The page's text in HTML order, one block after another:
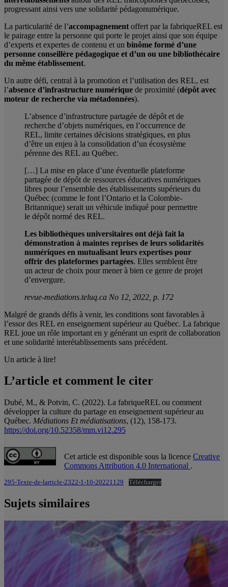
progressant ainsi vers une solidarité pédagonumérique.
La particularité de l’accompagnement offert par la fabriqueREL est
le pairage entre la personne qui porte le projet ainsi que son équipe
d’experts et expertes de contenu et un binôme formé d’une
personne conseillère pédagogique et d’un ou une bibliothécaire
du même établissement.
Un autre défi, central à la promotion et l’utilisation des REL, est
l’absence d’infrastructure numérique de proximité (dépôt avec
moteur de recherche via métadonnées).
L’absence d’infrastructure partagée de dépôt et de
recherche d’objets numériques, en l’occurrence de
REL, limite certaines décisions stratégiques, en plus
d’être un enjeu à la consolidation d’un écosystème
pérenne des REL au Québec.
[…] La mise en place d’une éventuelle plateforme
partagée de dépôt de ressources éducatives numériques
libres pour l’ensemble des établissements supérieurs du
Québec (comme le font l’Ontario et la Colombie-
Britannique) serait un véhicule indiqué pour permettre
le dépôt normé des REL.
Les bibliothèques universitaires ont déjà fait la
démonstration à maintes reprises de leurs solidarités
numériques en mutualisant leurs expertises pour
offrir des plateformes partagées. Elles semblent être
un acteur de choix pour mener à bien ce genre de projet
d’envergure.
revue-mediations.teluq.ca No 12, 2022, p. 172
Malgré de grands défis à venir, les conditions sont favorables à
l’essor des REL en enseignement supérieur au Québec. La fabrique
REL joue un rôle important en y générant un esprit de collaboration
et une solidarité interétablissements sans précédent.
Un article à lire!
L’article et comment le citer
Dubé, M., & Potvin, C. (2022). La fabriqueREL ou comment
développer la culture du partage en enseignement supérieur au
Québec. Médiations Et médiatisations, (12), 158-173.
https://doi.org/10.52358/mm.vi12.295
Cet article est disponible sous la licence Creative
Commons Attribution 4.0 International .
295-Texte-de-larticle-2322-1-10-20221129 Télécharger
Sujets similaires